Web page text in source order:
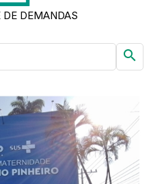
DE DEMANDAS
search